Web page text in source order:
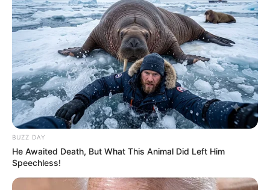
BUZZ DAY
He Awaited Death, But What This Animal Did Left Him
Speechless!